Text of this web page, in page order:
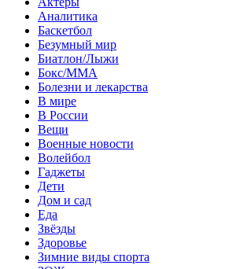
Аналитика
Баскетбол
Безумный мир
Биатлон/Лыжи
Бокс/MMA
Болезни и лекарства
В мире
В России
Вещи
Военные новости
Волейбол
Гаджеты
Дети
Дом и сад
Еда
Звёзды
Здоровье
Зимние виды спорта